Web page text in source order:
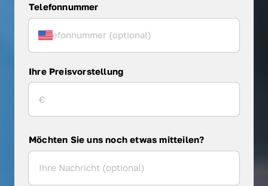
Telefonnummer
Ihre Preisvorstellung
Möchten Sie uns noch etwas mitteilen?